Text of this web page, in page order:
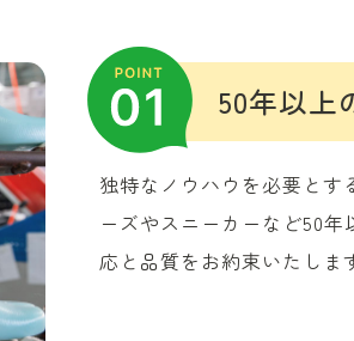
50年以上
独特なノウハウを必要とす
ーズやスニーカーなど50
応と品質をお約束いたしま